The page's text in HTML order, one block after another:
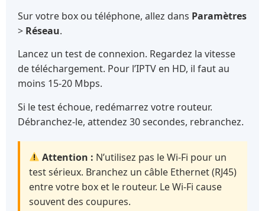
Sur votre box ou téléphone, allez dans Paramètres
> Réseau.
Lancez un test de connexion. Regardez la vitesse
de téléchargement. Pour l’IPTV en HD, il faut au
moins 15-20 Mbps.
Si le test échoue, redémarrez votre routeur.
Débranchez-le, attendez 30 secondes, rebranchez.
Attention : N’utilisez pas le Wi-Fi pour un
test sérieux. Branchez un câble Ethernet (RJ45)
entre votre box et le routeur. Le Wi-Fi cause
souvent des coupures.